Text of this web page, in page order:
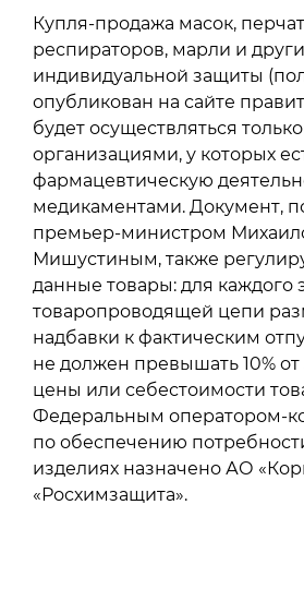
Купля-продажа масок,
респираторов, марли и
индивидуальной защиты
опубликован на сайте
будет осуществляться только
организациями, у которых
фармацевтическую
медикаментами. Документ,
премьер-министром
Мишустиным, также
данные товары: для каждого
товаропроводящей цепи
надбавки к фактическим
не должен превышать 10% от
цены или себестоимости
Федеральным оператором-
по обеспечению
изделиях назначено АО
«Росхимзащита».